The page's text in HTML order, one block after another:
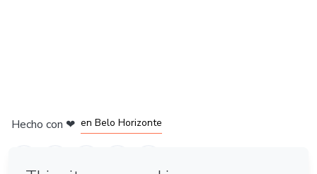
Hecho con ❤ en Belo Horizonte